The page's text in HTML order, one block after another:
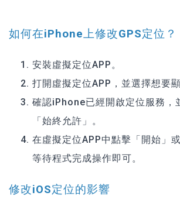
如何在iPhone上修改GPS定位？
安裝虛擬定位APP。
打開虛擬定位APP，並選擇想要顯
確認iPhone已經開啟定位服務，
「始終允許」。
在虛擬定位APP中點擊「開始」
等待程式完成操作即可。
修改iOS定位的影響